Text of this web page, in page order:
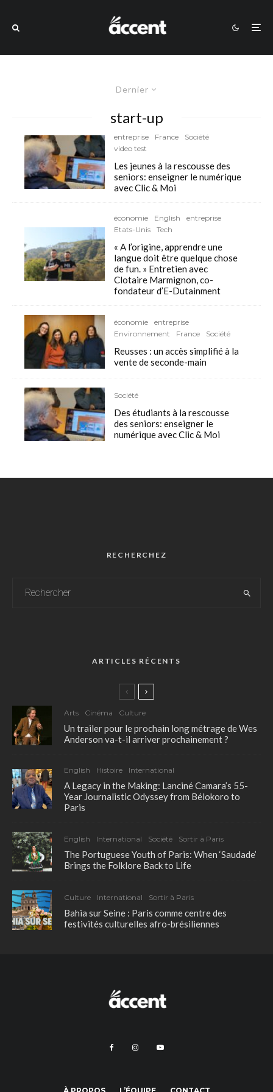
Dernier
start-up
entreprise France
Société
video test
Les jeunes à la rescousse des
seniors: enseigner le numérique
avec Clic & Moi
économie English
entreprise
Etats-Unis
Tech
« A l’origine, apprendre une
langue doit être quelque chose
de fun. » Entretien avec
Clotaire Marmignon, co-
fondateur d’E-Dutainment
économie
entreprise
Environnement
France Société
Reusses : un accès simplifié à la
vente de seconde-main
Société
Des étudiants à la rescousse
des seniors: enseigner le
numérique avec Clic & Moi
RECHERCHEZ
ARTICLES RÉCENTS
Arts Cinéma Culture
Un trailer pour le prochain long métrage de Wes
Anderson va-t-il arriver prochainement ?
English Histoire International
A Legacy in the Making: Lanciné Camara’s 55-
Year Journalistic Odyssey from Bélokoro to
Paris
English International Société Sortir à Paris
The Portuguese Youth of Paris: When ‘Saudade’
Brings the Folklore Back to Life
Culture International Sortir à Paris
Bahia sur Seine : Paris comme centre des
festivités culturelles afro-brésiliennes